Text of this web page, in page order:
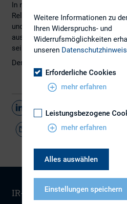
In neun Kategorien ist gestern
Relations Preis vergeben worden.
und die Deutsche Telekom wurden
ausgezeichnet. Ihr
sein und schnell reagieren.
Den gesamten Artikel finden Sie
Teilen
IR-Wissen Kontakt
Weitere Informationen zu
Ihren Widerspruchs- und
Widerrufsmöglichkeiten
unseren
Erforderliche Cookies
mehr erfahren
Leistungsbezogene
mehr erfahren
Alles auswählen
Einstellungen speichern